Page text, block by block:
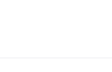
Wirtschaft & Handel